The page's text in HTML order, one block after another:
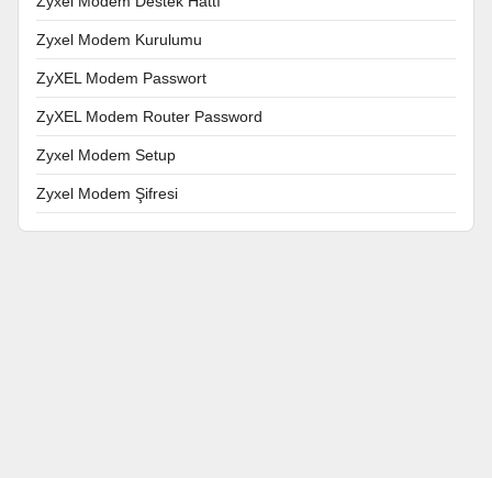
Zyxel Modem Kurulumu
ZyXEL Modem Passwort
ZyXEL Modem Router Password
Zyxel Modem Setup
Zyxel Modem Şifresi